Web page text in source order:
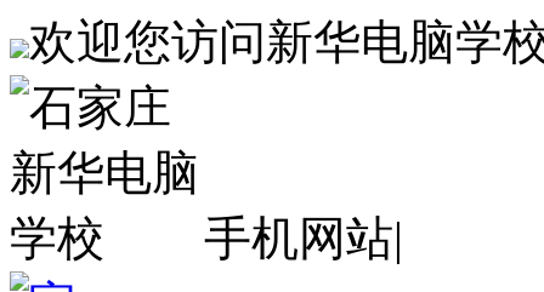
欢迎您访问新华电脑学
手机网站|